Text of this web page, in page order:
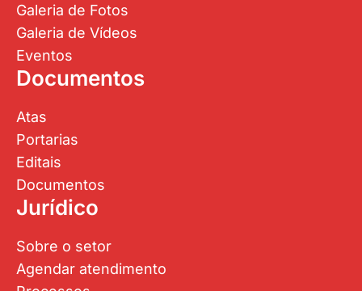
Galeria de Fotos
Galeria de Vídeos
Eventos
Documentos
Atas
Portarias
Editais
Documentos
Jurídico
Sobre o setor
Agendar atendimento